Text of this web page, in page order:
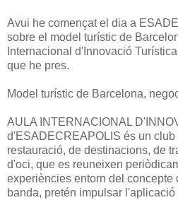
Avui he començat el dia a
sobre el model turístic de
Internacional d'Innovació
que he pres.
Model turístic de Barcelona,
AULA INTERNACIONAL
d'ESADECREAPOLIS és un
restauració, de destinacions, de
d'oci, que es reuneixen
experiències entorn del concepte
banda, pretén impulsar